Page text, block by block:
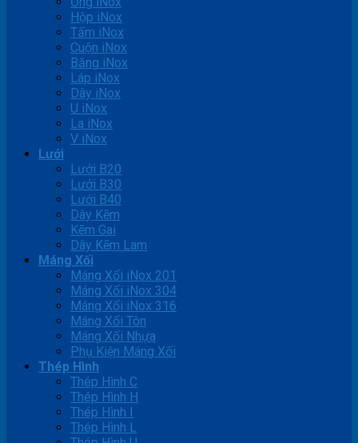
Hộp iNox
Tấm iNox
Cuộn iNox
Băng iNox
Láp iNox
Dây iNox
U iNox
La iNox
V iNox
Lưới
Lưới B20
Lưới B30
Lưới B40
Dây Kẽm
Kẽm Gai
Dây Kẽm Lam
Máng Xối
Máng Xối iNox 201
Máng Xối iNox 304
Máng Xối iNox 316
Máng Xối Tôn
Máng Xối Nhựa
Phụ Kiện Máng Xối
Thép Hình
Thép Hình C
Thép Hình H
Thép Hình I
Thép Hình L